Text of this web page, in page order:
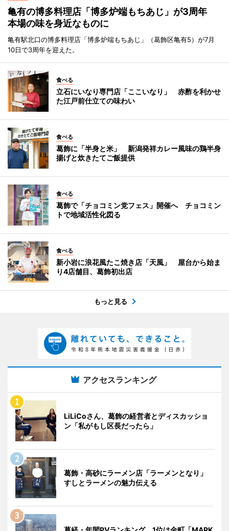
亀有の博多料理店「博多炉端もちあじ」が3周年
本場の味を身近なものに
亀有駅北口の博多料理店「博多炉端もちあじ」（葛飾区亀有5）が7月
10日で3周年を迎えた。
食べる
立石にいなり専門店「ここいなり」 赤酢を利かせ
た江戸前仕立ての味わい
食べる
葛飾に「半身と米」 新潟発祥カレー風味の鶏半身
揚げと炊きたてご飯提供
食べる
葛飾で「チョコミン党フェス」開催へ チョコミン
トで地域活性化図る
食べる
新小岩に浪花風たこ焼き店「天風」 屋台から始ま
り4店舗目、葛飾初出店
もっと見る
アクセスランキング
LiLiCoさん、葛飾の経営者とディスカッショ
ン「私がもし区長だったら」
葛飾・高砂にラーメン店「ラーメンとなり」
すしとラーメンの魅力伝える